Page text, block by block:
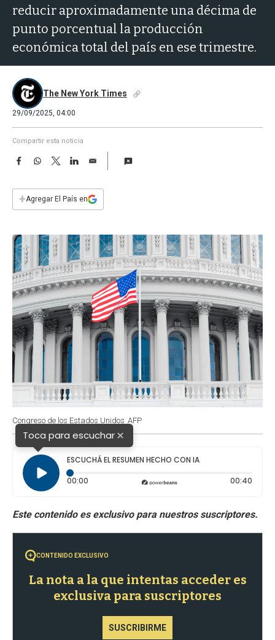
reducir aproximadamente una décima de
punto porcentual la producción
económica total del país en ese trimestre.
The New York Times
29/09/2025, 04:00
Compartir esta noticia
F
e
b
k
W
s
p
T
w
t
L
n
E
i
l
+Agregar El País en
Congreso de los Estados Unidos AFP
Toca para escuchar×
ESCUCHÁ EL RESUMEN HECHO CON IA
00:00 Tiempo transcurrido: 0 segundos 00:40
CONTENIDO EXCLUSIVO
La nota a la que intentas acceder es
exclusiva para suscriptores
SUSCRIBIRME